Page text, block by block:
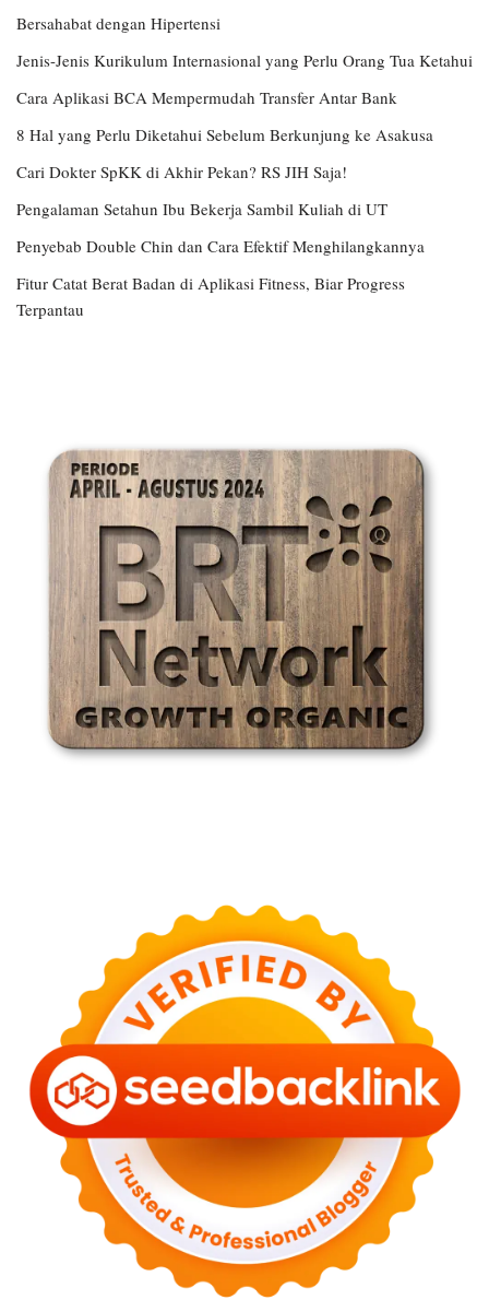
Bersahabat dengan Hipertensi
Jenis-Jenis Kurikulum Internasional yang Perlu Orang Tua Ketahui
Cara Aplikasi BCA Mempermudah Transfer Antar Bank
8 Hal yang Perlu Diketahui Sebelum Berkunjung ke Asakusa
Cari Dokter SpKK di Akhir Pekan? RS JIH Saja!
Pengalaman Setahun Ibu Bekerja Sambil Kuliah di UT
Penyebab Double Chin dan Cara Efektif Menghilangkannya
Fitur Catat Berat Badan di Aplikasi Fitness, Biar Progress
Terpantau